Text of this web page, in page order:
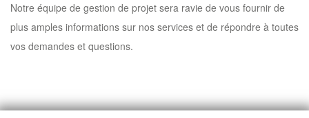
Notre équipe de gestion de projet sera ravie de vous fournir de
plus amples informations sur nos services et de répondre à toutes
vos demandes et questions.